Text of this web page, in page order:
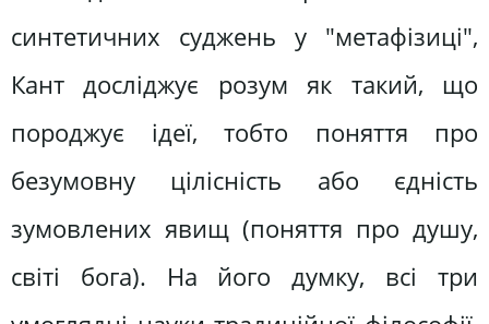
синтетичних суджень у "метафізиці",
Кант досліджує розум як такий, що
породжує ідеї, тобто поняття про
безумовну цілісність або єдність
зумовлених явищ (поняття про душу,
світі бога). На його думку, всі три